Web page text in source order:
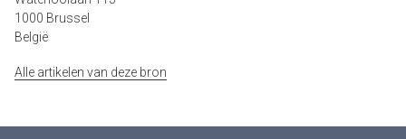
1000 Brussel
België
Alle artikelen van deze bron